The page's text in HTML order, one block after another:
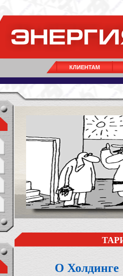
КЛИЕНТАМ
О Холдинге